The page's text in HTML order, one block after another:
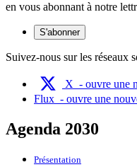
en vous abonnant à notre
S'abonner
Suivez-nous sur les réseaux
X - ouvre une
Flux - ouvre une
Agenda 2030
Présentation